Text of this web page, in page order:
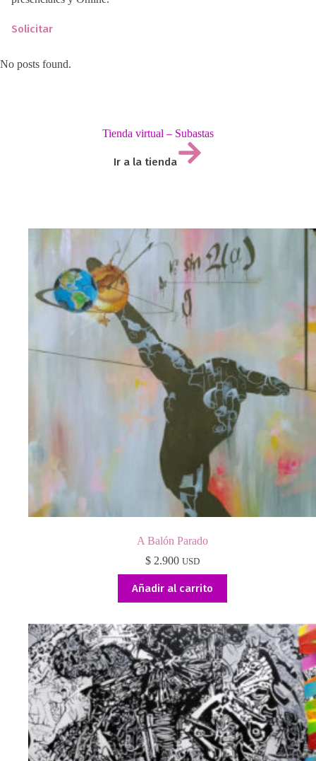
Solicitar
No posts found.
Tienda virtual – Subastas
Ir a la tienda
A Balón Parado
$2.900 USD
Añadir al carrito